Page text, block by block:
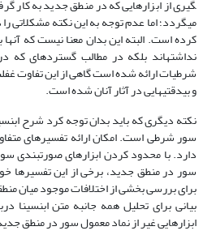
گیری از ابزارهایی که در منطق جدید به
می­گردد؛ اما عدم توجه به این نکته مشکلاتی
کرده است. البته این بدان معنا نیست که
نداشته­اند بلکه در مطالب گسترده­ای
شرطیات ارائه شده است گاهی از این تفاوت
و بی­دقتی­هایی در آثار آنان شده است.
نکته دیگری که باید بدان توجه کرد شرح
سور شرطی است. امکان ارائه تفسیرهای
دارد. با محدود کردن ابزارهای صورت­بندی
سور در منطق جدید، برخی از این تفسیرها
برای بررسی بخشی از اختلافات موجود میان
بیانی برای تحلیل همه جانبه متن ابن­سینا
ابزارهایی غیر از نماد معمول سور در منطق